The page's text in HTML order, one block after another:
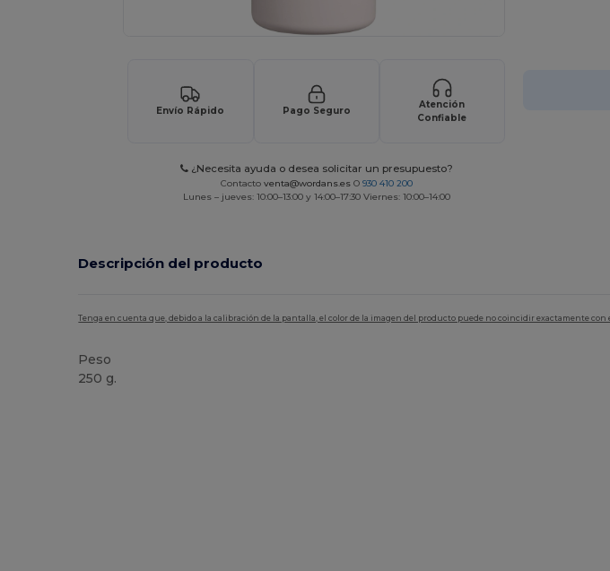
Envío Rápido Pago Seguro
Atención
Confiable
¿Necesita ayuda o desea solicitar un presupuesto?
Contacto venta@wordans.es O 930 410 200
Lunes – jueves: 10:00–13:00 y 14:00–17:30 Viernes: 10:00–14:00
Descripción del producto
Tenga en cuenta que, debido a la calibración de la pantalla, el color de la imagen del producto puede no coincidir exactamente con
Peso
250 g.